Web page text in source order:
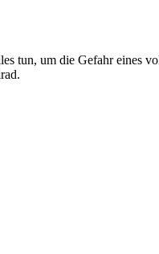
tun, um die Gefahr eines